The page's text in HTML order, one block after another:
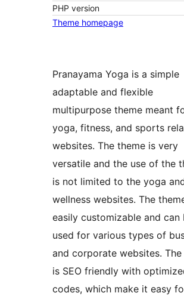
PHP version
Theme homepage
Pranayama Yoga is a simple
adaptable and flexible
multipurpose theme meant
yoga, fitness, and sports
websites. The theme is very
versatile and the use of the
is not limited to the yoga
wellness websites. The
easily customizable and can
used for various types of
and corporate websites. The
is SEO friendly with
codes, which make it easy